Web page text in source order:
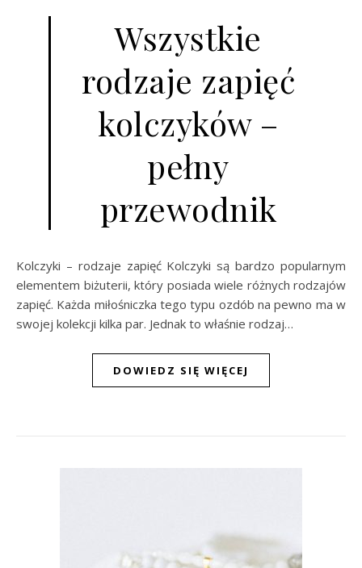
Wszystkie
rodzaje zapięć
kolczyków –
pełny
przewodnik
Kolczyki – rodzaje zapięć Kolczyki są bardzo popularnym
elementem biżuterii, który posiada wiele różnych rodzajów
zapięć. Każda miłośniczka tego typu ozdób na pewno ma w
swojej kolekcji kilka par. Jednak to właśnie rodzaj…
DOWIEDZ SIĘ WIĘCEJ